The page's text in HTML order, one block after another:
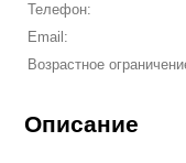
Телефон:
Email:
Возрастное
Описание